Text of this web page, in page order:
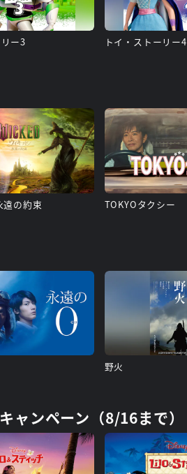
ー3 トイ・ストーリー4
遠の約束 TOKYOタクシー
野火
ャンペーン（8/16まで）